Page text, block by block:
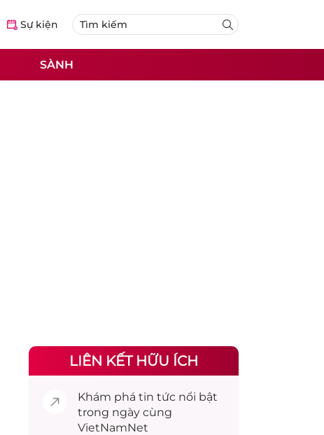
Sự kiện
SÀNH
LIÊN KẾT HỮU ÍCH
Khám phá tin tức nổi bật
trong ngày cùng
VietNamNet